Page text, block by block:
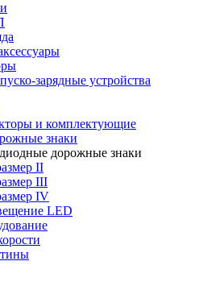
зарядные устройства
и комплектующие
знаки
дорожные знаки
II
III
IV
LED